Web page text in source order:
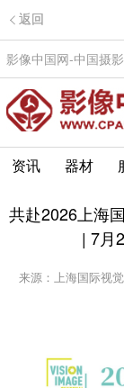
返回
影像中国网-中国摄
资讯 器材
共赴2026上海
| 7月
来源：上海国际视